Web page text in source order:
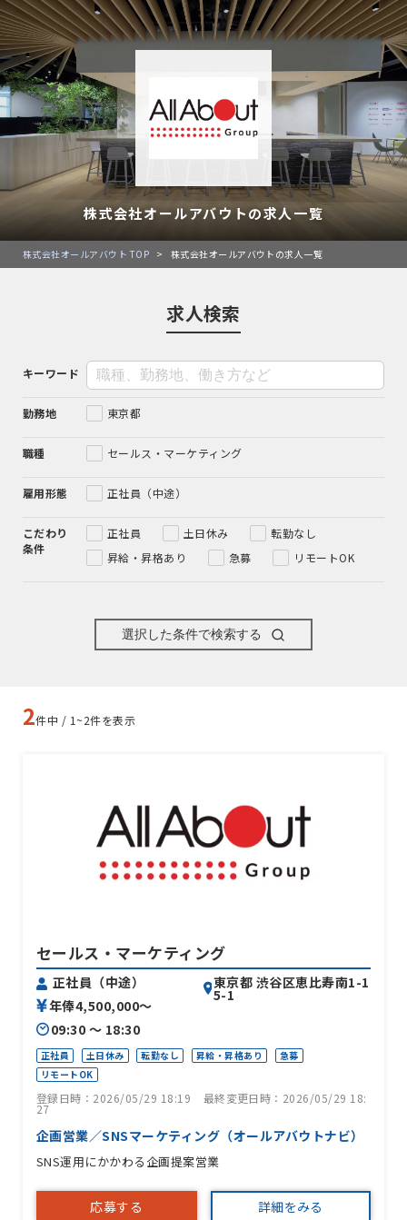
株式会社オールアバウトの求人一覧
株式会社オールアバウト TOP > 株式会社オールアバウトの求人一覧
求人検索
キーワード
勤務地 東京都
職種 セールス・マーケティング
雇用形態 正社員（中途）
こだわり
条件
正社員 土日休み
転勤なし
昇給・昇格あり
急募 リモートOK
選択した条件で検索する
2件中 / 1~2件を表示
セールス・マーケティング
正社員（中途）
年俸4,500,000〜
09:30 〜 18:30
東京都 渋谷区恵比寿南1-1
5-1
正社員 土日休み 転勤なし 昇給・昇格あり
急募
リモートOK
登録日時：2026/05/29 18:19 最終変更日時：2026/05/29 18:
27
企画営業／SNSマーケティング（オールアバウトナビ）
SNS運用にかかわる企画提案営業
応募する 詳細をみる